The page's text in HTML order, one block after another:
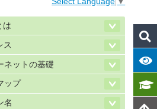
は
ス
ネットの基礎
ップ
名